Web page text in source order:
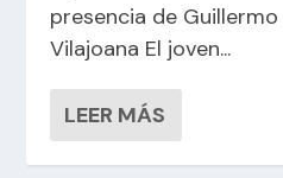
presencia de
Vilajoana El joven...
LEER MÁS